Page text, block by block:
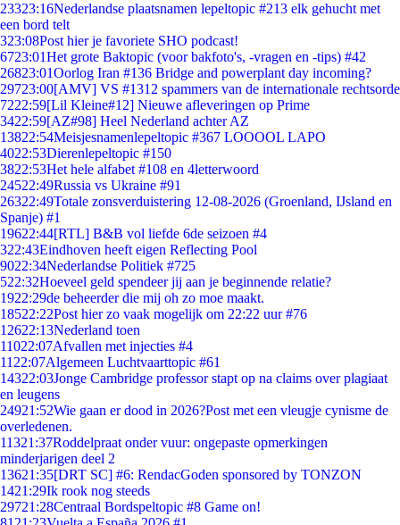
23323:16Nederlandse plaatsnamen lepeltopic #213 elk gehucht met
een bord telt
323:08Post hier je favoriete SHO podcast!
6723:01Het grote Baktopic (voor bakfoto's, -vragen en -tips) #42
26823:01Oorlog Iran #136 Bridge and powerplant day incoming?
29723:00[AMV] VS #1312 spammers van de internationale rechtsorde
7222:59[Lil Kleine#12] Nieuwe afleveringen op Prime
3422:59[AZ#98] Heel Nederland achter AZ
13822:54Meisjesnamenlepeltopic #367 LOOOOL LAPO
4022:53Dierenlepeltopic #150
3822:53Het hele alfabet #108 en 4letterwoord
24522:49Russia vs Ukraine #91
26322:49Totale zonsverduistering 12-08-2026 (Groenland, IJsland en
Spanje) #1
19622:44[RTL] B&B vol liefde 6de seizoen #4
322:43Eindhoven heeft eigen Reflecting Pool
9022:34Nederlandse Politiek #725
522:32Hoeveel geld spendeer jij aan je beginnende relatie?
1922:29de beheerder die mij oh zo moe maakt.
18522:22Post hier zo vaak mogelijk om 22:22 uur #76
12622:13Nederland toen
11022:07Afvallen met injecties #4
11 22:07Algemeen Luchtvaarttopic #61
14322:03Jonge Cambridge professor stapt op na claims over plagiaat
en leugens
24921:52Wie gaan er dood in 2026?Post met een vleugje cynisme de
overledenen.
11321:37Roddelpraat onder vuur: ongepaste opmerkingen
minderjarigen deel 2
13621:35[DRT SC] #6: RendacGoden sponsored by TONZON
1421:29Ik rook nog steeds
29721:28Centraal Bordspeltopic #8 Game on!